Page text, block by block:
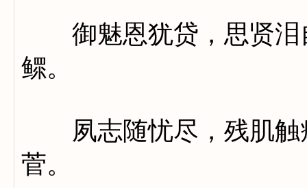
御魅恩犹贷，思贤泪
鳏。
夙志随忧尽，残肌触
菅。